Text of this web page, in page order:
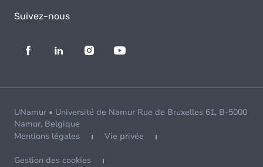
Suivez-nous
UNamur • Université de Namur Rue de Bruxelles 61, B-5000
Namur, Belgique
Mentions légales
Vie privée
Gestion des cookies